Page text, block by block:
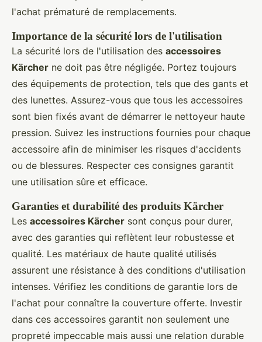
l'achat prématuré de remplacements.
Importance de la sécurité lors de l'utilisation
La sécurité lors de l'utilisation des accessoires
Kärcher ne doit pas être négligée. Portez toujours
des équipements de protection, tels que des gants et
des lunettes. Assurez-vous que tous les accessoires
sont bien fixés avant de démarrer le nettoyeur haute
pression. Suivez les instructions fournies pour chaque
accessoire afin de minimiser les risques d'accidents
ou de blessures. Respecter ces consignes garantit
une utilisation sûre et efficace.
Garanties et durabilité des produits Kärcher
Les accessoires Kärcher sont conçus pour durer,
avec des garanties qui reflètent leur robustesse et
qualité. Les matériaux de haute qualité utilisés
assurent une résistance à des conditions d'utilisation
intenses. Vérifiez les conditions de garantie lors de
l'achat pour connaître la couverture offerte. Investir
dans ces accessoires garantit non seulement une
propreté impeccable mais aussi une relation durable